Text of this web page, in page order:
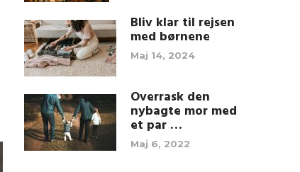
Bliv klar til rejsen
med børnene
Maj 14, 2024
Overrask den
nybagte mor med
et par …
Maj 6, 2022